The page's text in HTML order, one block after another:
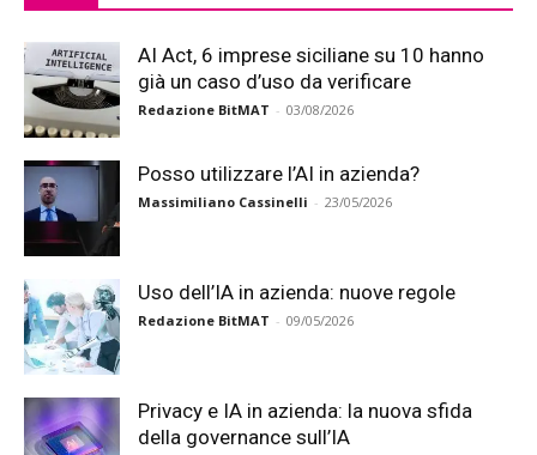
AI Act, 6 imprese siciliane su 10 hanno
già un caso d’uso da verificare
Redazione BitMAT - 03/08/2026
Posso utilizzare l’AI in azienda?
Massimiliano Cassinelli - 23/05/2026
Uso dell’IA in azienda: nuove regole
Redazione BitMAT - 09/05/2026
Privacy e IA in azienda: la nuova sfida
della governance sull’IA